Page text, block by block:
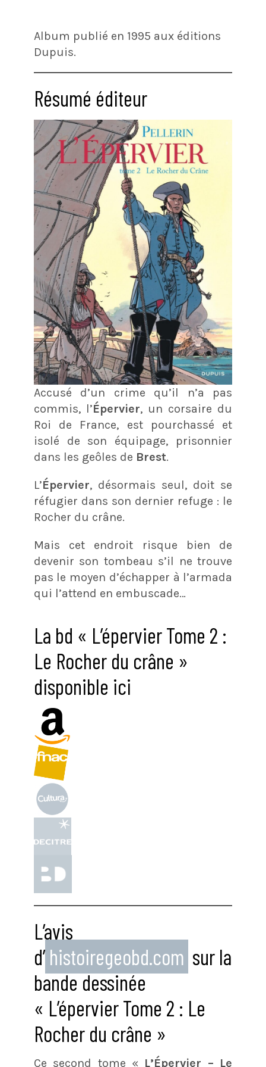
Album publié en 1995 aux éditions
Dupuis.
Résumé éditeur
Accusé d’un crime qu’il n’a pas
commis, l’Épervier, un corsaire du
Roi de France, est pourchassé et
isolé de son équipage, prisonnier
dans les geôles de Brest.
L’Épervier, désormais seul, doit se
réfugier dans son dernier refuge : le
Rocher du crâne.
Mais cet endroit risque bien de
devenir son tombeau s’il ne trouve
pas le moyen d’échapper à l’armada
qui l’attend en embuscade…
La bd « L’épervier Tome 2 :
Le Rocher du crâne »
disponible ici
L’avis
d’ histoiregeobd.com sur la
bande dessinée
« L’épervier Tome 2 : Le
Rocher du crâne »
Ce second tome « L’Épervier – Le